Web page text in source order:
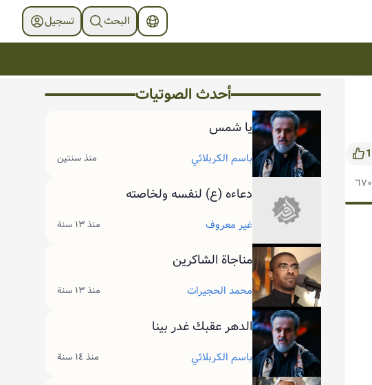
البحث تسجیل
1
٦٧٠
أحدث الصوتیات
يا شمس
باسم الكربلائي منذ سنتين
دعاءه (ع) لنفسه ولخاصته
غير معروف منذ ١٣ سنة
مناجاة الشاكرين
محمد الحجيرات منذ ١٣ سنة
الدهر عقبك غدر بينا
باسم الكربلائي منذ ١٤ سنة